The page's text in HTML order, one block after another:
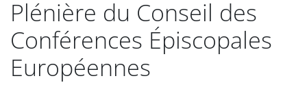
Plénière du Conseil des
Conférences Épiscopales
Européennes